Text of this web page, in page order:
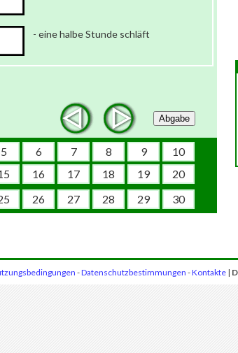
- eine halbe Stunde schläft
Abgabe
5 6 7 8 9
10
16 17 18 19
20
26 27 28 29 30
-Datenschutzbestimmungen -Kontakte|